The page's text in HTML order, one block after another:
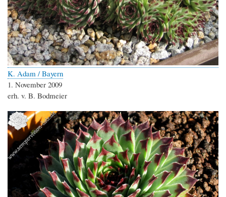
K. Adam / Bayern
1. November 2009
erh. v. B. Bodmeier